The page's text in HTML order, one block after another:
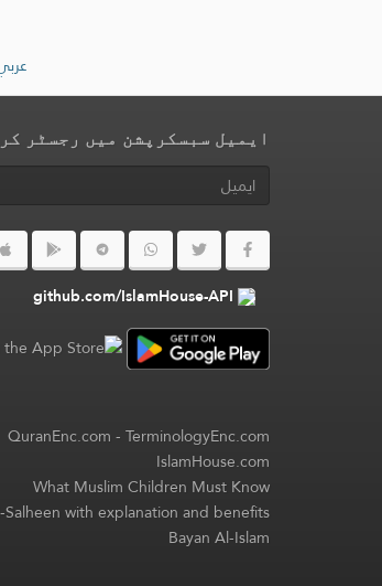
ایمیل سبسکرپشن میں رجسٹر
github.com/IslamHouse-API
QuranEnc.com-TerminologyEnc.com
IslamHouse.com
What Muslim Children Must Know
Salheen with explanation and benefits
Bayan Al-Islam